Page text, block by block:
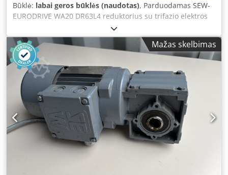
Būklė: labai geros būklės (naudotas), Parduodamas SEW-
EURODRIVE WA20 DR63L4 reduktorius su trifazio elektros
varikliu. Įrenginys yra visiškai veikiantis, išbandytas ir
paruoštas darbui. Techninė ir vizualinė būklė yra gera.
Matomi normalūs naudojimo žymės, atsiradę
eksploatacijos metu. Dėl tvirtos konstrukcijos reduktorius
puikiai tinka konvejerių, dozatorių, gamybinių mašinų ir
kitų pramoninių įrenginių pavaroms. Techniniai duomenys:
Gamintojas: SEW-EURODRIVE Reduktoriaus tipas: WA20
Variklio tipas: DR63L4 Galia: 0,25 kW Maitinimas: 3×220–
240 V Δ / 380–415 V Y, 50 Hz Variklio sukimosi greitis: 1300
aps./min. Išėjimo greitis: 27 aps./min. Perdavimo santykis: i
= 48,00 Išėjimo momentas: 45 Nm Apsaugos klasė: IP54
Izoliacijos klasė: B Darbo režimas: S1 Dcsdpfxeznuqqs Ag
Sok Svoris: 8,8 kg
Mažas skelbimas